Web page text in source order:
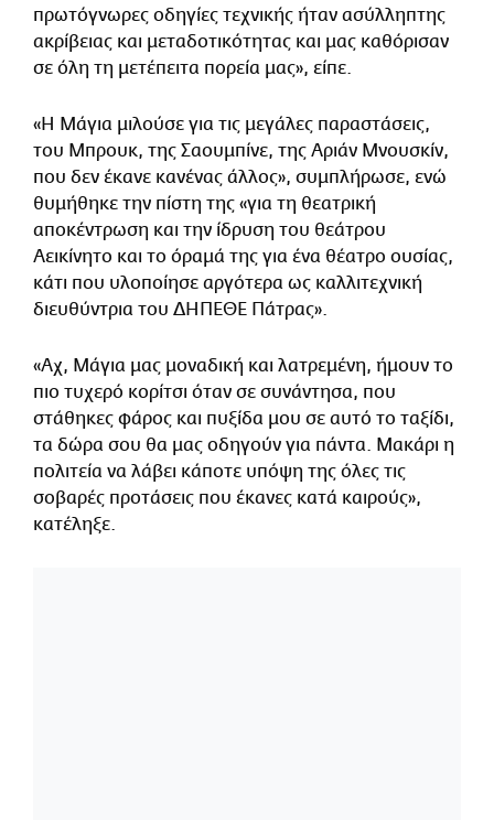
πρωτόγνωρες οδηγίες τεχνικής ήταν ασύλληπτης
ακρίβειας και μεταδοτικότητας και μας καθόρισαν
σε όλη τη μετέπειτα πορεία μας», είπε.
«Η Μάγια μιλούσε για τις μεγάλες παραστάσεις,
του Μπρουκ, της Σαουμπίνε, της Αριάν Μνουσκίν,
που δεν έκανε κανένας άλλος», συμπλήρωσε, ενώ
θυμήθηκε την πίστη της «για τη θεατρική
αποκέντρωση και την ίδρυση του θεάτρου
Αεικίνητο και το όραμά της για ένα θέατρο ουσίας,
κάτι που υλοποίησε αργότερα ως καλλιτεχνική
διευθύντρια του ΔΗΠΕΘΕ Πάτρας».
«Αχ, Μάγια μας μοναδική και λατρεμένη, ήμουν το
πιο τυχερό κορίτσι όταν σε συνάντησα, που
στάθηκες φάρος και πυξίδα μου σε αυτό το ταξίδι,
τα δώρα σου θα μας οδηγούν για πάντα. Μακάρι η
πολιτεία να λάβει κάποτε υπόψη της όλες τις
σοβαρές προτάσεις που έκανες κατά καιρούς»,
κατέληξε.